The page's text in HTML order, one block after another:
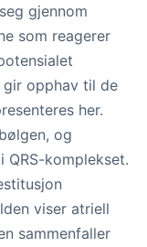
gjennom
som reagerer
gir opphav til de
her.
og
QRS-komplekset.
viser atriell
sammenfaller